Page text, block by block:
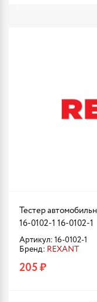
Тестер
16-0102-1 16-0102-1
Артикул: 16-0102-1
Бренд: REXANT
205 ₽